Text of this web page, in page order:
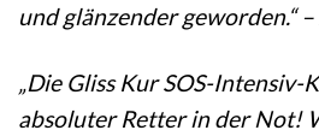
und glänzender geworden.“
„Die Gliss Kur SOS-Intensiv-
absoluter Retter in der Not!